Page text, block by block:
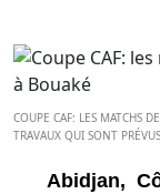
COUPE CAF: LES MATCHS
TRAVAUX QUI SONT
Abidjan,